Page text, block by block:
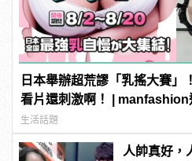
日本舉辦超荒謬「乳搖大賽」
看片還刺激啊！ | manfashion
生活話題
人帥真好，